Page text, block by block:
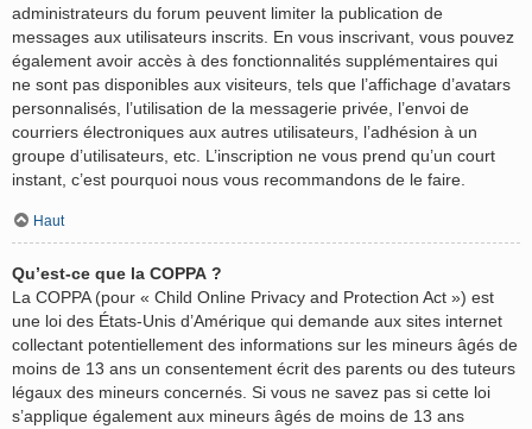
administrateurs du forum peuvent limiter la publication de
messages aux utilisateurs inscrits. En vous inscrivant, vous pouvez
également avoir accès à des fonctionnalités supplémentaires qui
ne sont pas disponibles aux visiteurs, tels que l’affichage d’avatars
personnalisés, l’utilisation de la messagerie privée, l’envoi de
courriers électroniques aux autres utilisateurs, l’adhésion à un
groupe d’utilisateurs, etc. L’inscription ne vous prend qu’un court
instant, c’est pourquoi nous vous recommandons de le faire.
Haut
Qu’est-ce que la COPPA ?
La COPPA (pour « Child Online Privacy and Protection Act ») est
une loi des États-Unis d’Amérique qui demande aux sites internet
collectant potentiellement des informations sur les mineurs âgés de
moins de 13 ans un consentement écrit des parents ou des tuteurs
légaux des mineurs concernés. Si vous ne savez pas si cette loi
s’applique également aux mineurs âgés de moins de 13 ans